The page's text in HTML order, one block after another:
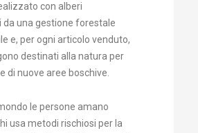
con alberi
da una gestione forestale
e, per ogni articolo venduto,
destinati alla natura per
di nuove aree boschive.
le persone amano
usa metodi rischiosi per la